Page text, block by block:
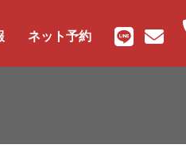
ネット予約